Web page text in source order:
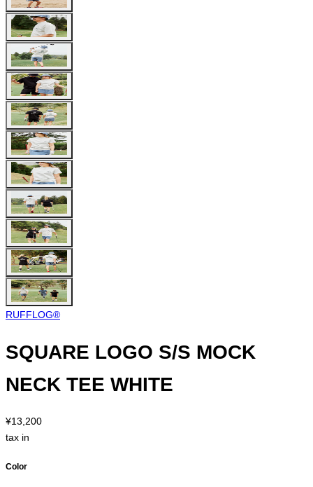
RUFFLOG®︎
SQUARE LOGO S/S MOCK
NECK TEE WHITE
¥13,200
tax in
Color